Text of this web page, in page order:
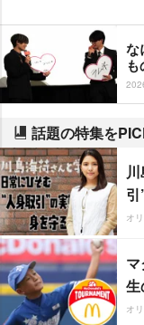
な
話題の特集を
オ
生
オ